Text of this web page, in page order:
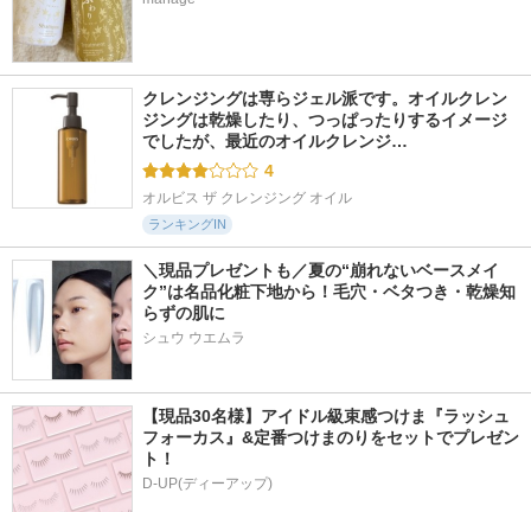
クレンジングは専らジェル派です。オイルクレン
ジングは乾燥したり、つっぱったりするイメージ
でしたが、最近のオイルクレンジ…
4
オルビス ザ クレンジング オイル
ランキングIN
＼現品プレゼントも／夏の“崩れないベースメイ
ク”は名品化粧下地から！毛穴・ベタつき・乾燥知
らずの肌に
シュウ ウエムラ
【現品30名様】アイドル級束感つけま『ラッシュ
フォーカス』&定番つけまのりをセットでプレゼン
ト！
D-UP(ディーアップ)